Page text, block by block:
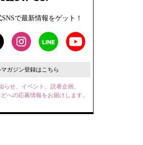
で最新情報をゲット！
マガジン登録はこちら
らせ、イベント、読者企画、
への応募情報をお届けします。